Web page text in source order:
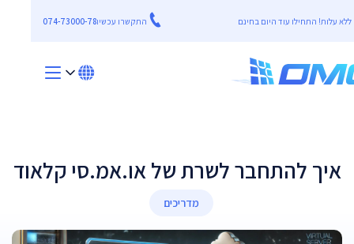
התקשרו עכשיו074-73000-78
איך להתחבר לשרת של או.אמ.סי קלאוד
מדריכים